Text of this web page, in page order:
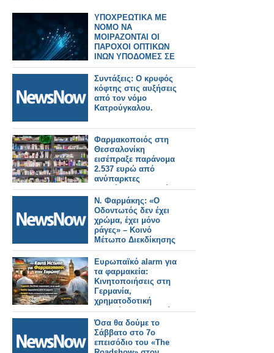
ΥΠΟΧΡΕΩΤΙΚΑ ΜΕ
ΝΟΜΟ ΝΑ
ΜΟΙΡΑΖΟΝΤΑΙ ΟΙ
ΠΑΡΟΧΟΙ ΟΠΤΙΚΩΝ
ΙΝΩΝ ΥΠΟΔΟΜΕΣ ΣΕ
ΠΟΛΥΚΑΤΟΙΚΙΕΣ
Συντάξεις: Ο κρυφός
κόφτης στις αυξήσεις
από τον νόμο
Κατρούγκαλου.
Φαρμακοποιός στη
Θεσσαλονίκη
εισέπραξε παράνομα
2.537 ευρώ από
ανύπαρκτες
εκτελέσεις συνταγών
Ν. Φαρμάκης: «Ο
Οδοντωτός δεν έχει
χρώμα, έχει μόνο
ράγες» – Κοινό
Μέτωπο Διεκδίκησης
Ευρωπαϊκό alarm για
τα φαρμακεία:
Κινητοποιήσεις στη
Γερμανία,
χρηματοδοτική
ασφυξία στην Αγγλία,
«σαφάρι» της Europol
για παράνομα
φάρμακα
Όσα θα δούμε το
Σάββατο στο 7ο
επεισόδιο του «The